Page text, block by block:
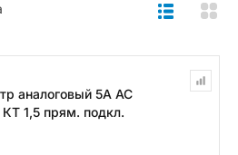
аналоговый 5А AC
1,5 прям. подкл.